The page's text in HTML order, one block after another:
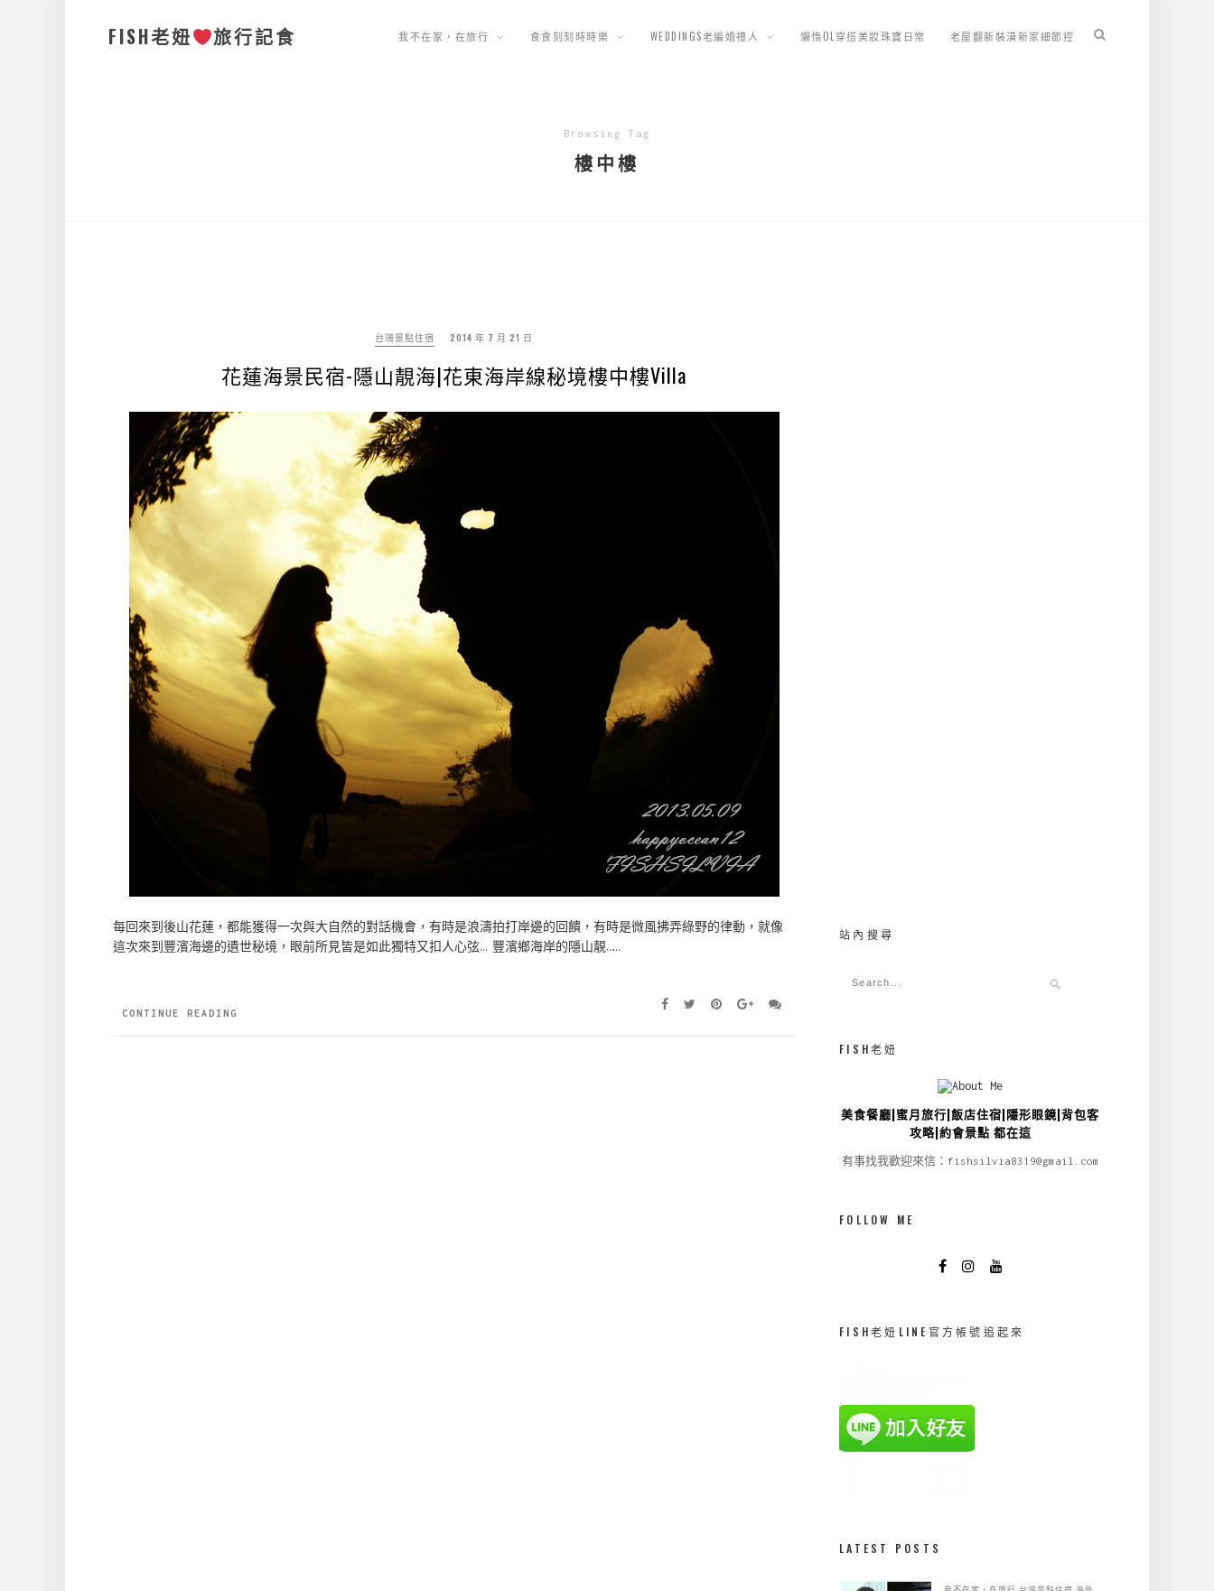
FISH老妞 旅行記食 我不在家，在旅行 食食刻刻時時樂 WEDDINGS老編婚禮人 懶惰OL穿搭美妝珠寶日常 老屋翻新裝潢新家細節控
Browsing Tag
樓中樓
台灣景點住宿 2014 年 7 月 21 日
花蓮海景民宿-隱山靚海|花東海岸線秘境樓中樓Villa
每回來到後山花蓮，都能獲得一次與大自然的對話機會，有時是浪濤拍打岸邊的回饋，有時是微風拂弄綠野的律動，就像
這次來到豐濱海邊的遺世秘境，眼前所見皆是如此獨特又扣人心弦… 豐濱鄉海岸的隱山靚……
CONTINUE READING
站內搜尋
FISH老妞
美食餐廳|蜜月旅行|飯店住宿|隱形眼鏡|背包客
攻略|約會景點 都在這
有事找我歡迎來信：fishsilvia8319@gmail.com
FOLLOW ME
FISH老妞LINE官方帳號追起來
LATEST POSTS